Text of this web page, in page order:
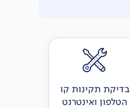
בדיקת תקינות קו
הטלפון ואינטרנט